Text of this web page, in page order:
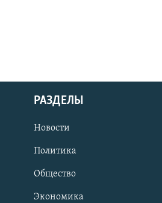
РАЗДЕЛЫ
Новости
Политика
Общество
Экономика